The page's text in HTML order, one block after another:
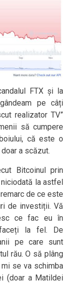
FTX și la
pe câți
realizator TV”
să cumpere
că este o
a scăzut.
Bitcoinul prin
la astfel
de ce este
de investiții. Vă
ce fac eu în
la fel. De
pe care sunt
rău. O să plâng
se va schimba
(doar a Matildei